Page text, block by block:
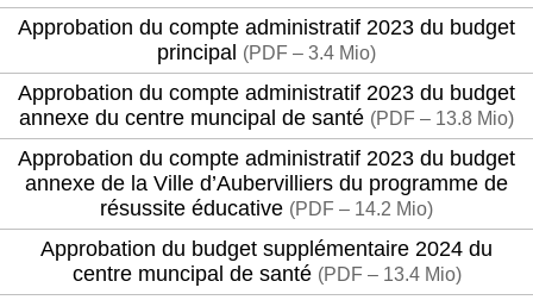
Approbation du compte administratif 2023 du budget
principal (PDF – 3.4 Mio)
Approbation du compte administratif 2023 du budget
annexe du centre muncipal de santé (PDF – 13.8 Mio)
Approbation du compte administratif 2023 du budget
annexe de la Ville d’Aubervilliers du programme de
résussite éducative (PDF – 14.2 Mio)
Approbation du budget supplémentaire 2024 du
centre muncipal de santé (PDF – 13.4 Mio)